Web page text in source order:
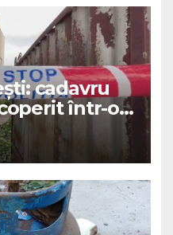
cadavru
într-o